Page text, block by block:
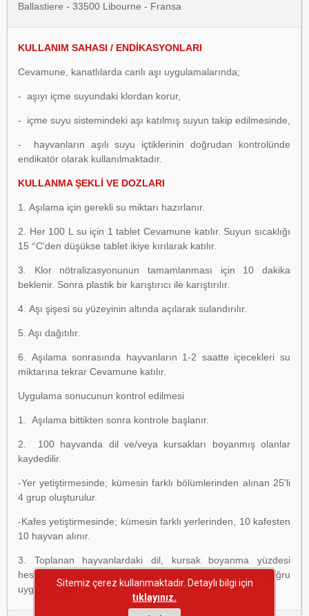
Ballastiere - 33500 Libourne - Fransa
KULLANIM SAHASI / ENDİKASYONLARI
Cevamune, kanatlılarda canlı aşı uygulamalarında;
- aşıyı içme suyundaki klordan korur,
- içme suyu sistemindeki aşı katılmış suyun takip edilmesinde,
- hayvanların aşılı suyu içtiklerinin doğrudan kontrolünde
endikatör olarak kullanılmaktadır.
KULLANMA ŞEKLİ VE DOZLARI
1. Aşılama için gerekli su miktarı hazırlanır.
2. Her 100 L su için 1 tablet Cevamune katılır. Suyun sıcaklığı
15 °C'den düşükse tablet ikiye kırılarak katılır.
3. Klor nötralizasyonunun tamamlanması için 10 dakika
beklenir. Sonra plastik bir karıştırıcı ile karıştırılır.
4. Aşı şişesi su yüzeyinin altında açılarak sulandırılır.
5. Aşı dağıtılır.
6. Aşılama sonrasında hayvanların 1-2 saatte içecekleri su
miktarına tekrar Cevamune katılır.
Uygulama sonucunun kontrol edilmesi
1. Aşılama bittikten sonra kontrole başlanır.
2. 100 hayvanda dil ve/veya kursakları boyanmış olanlar
kaydedilir.
-Yer yetiştirmesinde; kümesin farklı bölümlerinden alınan 25'li
4 grup oluşturulur.
-Kafes yetiştirmesinde; kümesin farklı yerlerinden, 10 kafesten
10 hayvan alınır.
3. Toplanan hayvanlardaki dil, kursak boyanma yüzdesi
hesaplanır. Sonuç % 90'dan yüksek ise aşılama doğru
uygulanmıştır.
Sitemiz çerez kullanmaktadır. Detaylı bilgi için
tıklayınız.